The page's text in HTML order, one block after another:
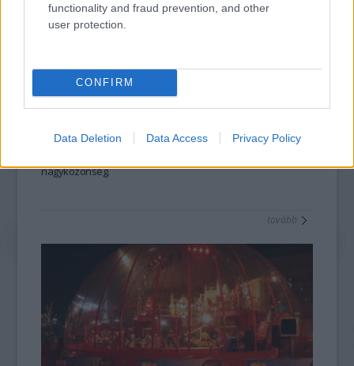
functionality and fraud prevention, and other
user protection.
CONFIRM
Data Deletion Data Access Privacy Policy
Vannak, akik a szemétből is várat építenek
egyparaguayi zenekar
, amelynek egyedülálló történetét egy
nagyközönség.
tovább